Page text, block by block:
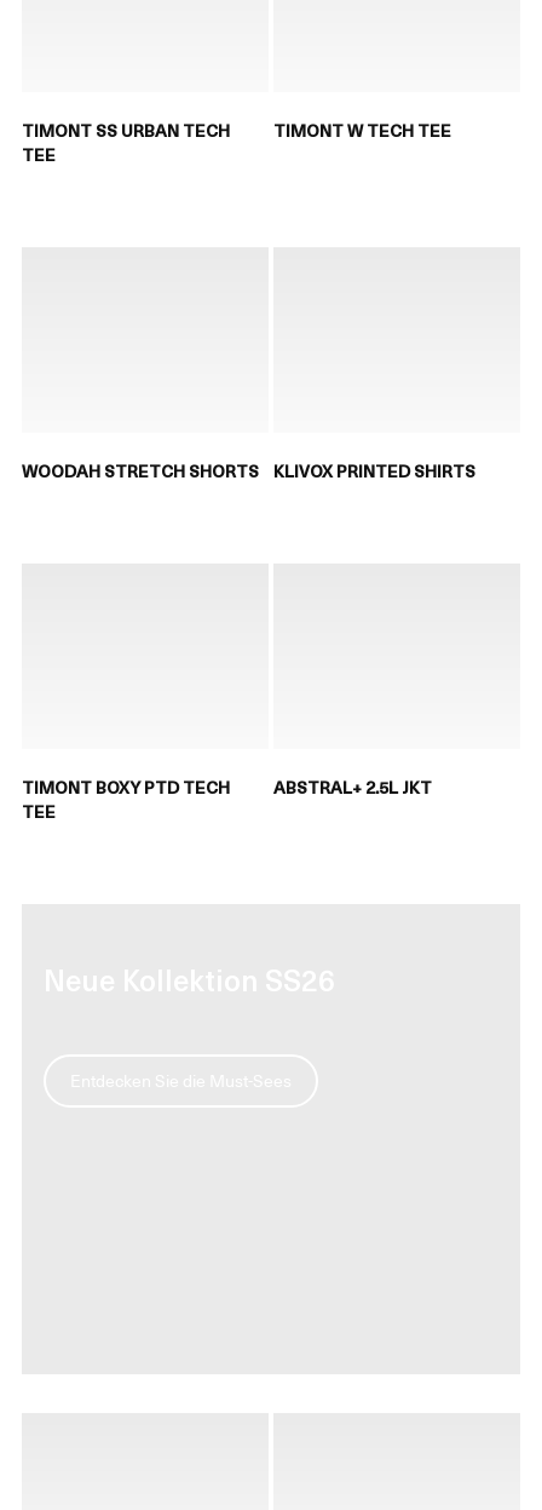
TIMONT SS URBAN TECH
TEE
TIMONT W TECH TEE
WOODAH STRETCH SHORTS KLIVOX PRINTED SHIRTS
TIMONT BOXY PTD TECH
TEE
ABSTRAL+ 2.5L JKT